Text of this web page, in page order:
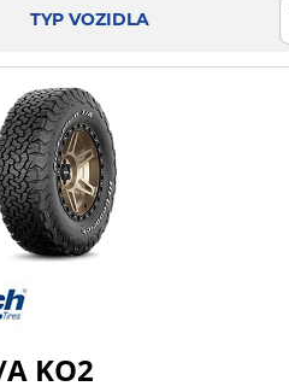
TYP VOZIDLA
KO2